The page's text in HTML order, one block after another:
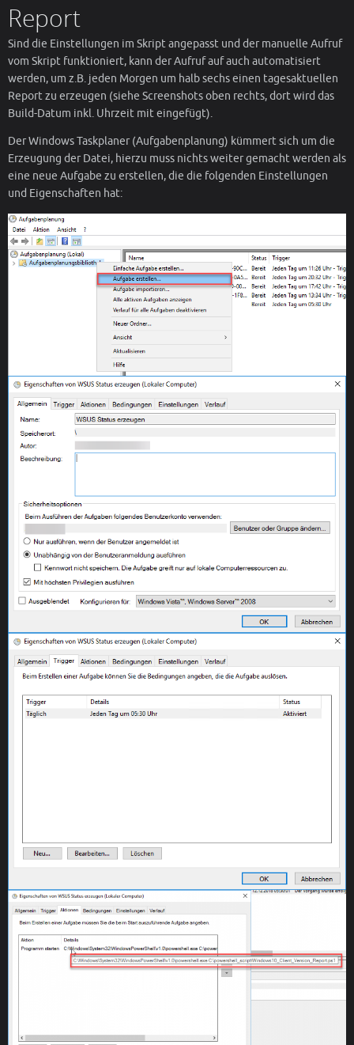
Report
Sind die Einstellungen im Skript angepasst und der manuelle Aufruf
vom Skript funktioniert, kann der Aufruf auf auch automatisiert
werden, um z.B. jeden Morgen um halb sechs einen tagesaktuellen
Report zu erzeugen (siehe Screenshots oben rechts, dort wird das
Build-Datum inkl. Uhrzeit mit eingefügt).
Der Windows Taskplaner (Aufgabenplanung) kümmert sich um die
Erzeugung der Datei, hierzu muss nichts weiter gemacht werden als
eine neue Aufgabe zu erstellen, die die folgenden Einstellungen
und Eigenschaften hat: